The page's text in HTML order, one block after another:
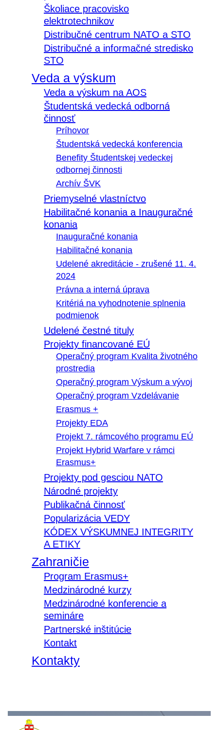
Školiace pracovisko
elektrotechnikov
Distribučné centrum NATO a STO
Distribučné a informačné stredisko
STO
Veda a výskum
Veda a výskum na AOS
Študentská vedecká odborná
činnosť
Príhovor
Študentská vedecká konferencia
Benefity Študentskej vedeckej
odbornej činnosti
Archív ŠVK
Priemyselné vlastníctvo
Habilitačné konania a Inauguračné
konania
Inauguračné konania
Habilitačné konania
Udelené akreditácie - zrušené 11. 4.
2024
Právna a interná úprava
Kritériá na vyhodnotenie splnenia
podmienok
Udelené čestné tituly
Projekty financované EÚ
Operačný program Kvalita životného
prostredia
Operačný program Výskum a vývoj
Operačný program Vzdelávanie
Erasmus +
Projekty EDA
Projekt 7. rámcového programu EÚ
Projekt Hybrid Warfare v rámci
Erasmus+
Projekty pod gesciou NATO
Národné projekty
Publikačná činnosť
Popularizácia VEDY
KÓDEX VÝSKUMNEJ INTEGRITY
A ETIKY
Zahraničie
Program Erasmus+
Medzinárodné kurzy
Medzinárodné konferencie a
semináre
Partnerské inštitúcie
Kontakt
Kontakty